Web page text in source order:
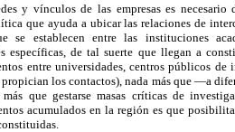
y vínculos de las empresas es
que ayuda a ubicar las relaciones de
se establecen entre las instituciones
específicas, de tal suerte que llegan a
entre universidades, centros públicos
los contactos), nada más que —a
que gestarse masas críticas de
acumulados en la región es que